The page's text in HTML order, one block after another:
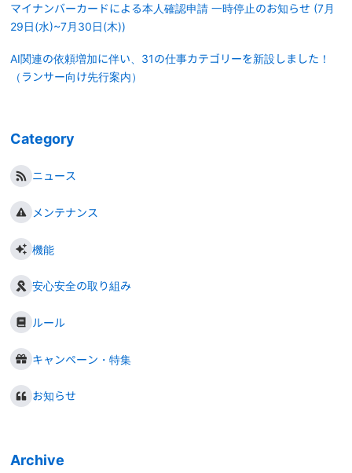
マイナンバーカードによる本人確認申請 一時停止のお知らせ (7月
29日(水)~7月30日(木))
AI関連の依頼増加に伴い、31の仕事カテゴリーを新設しました！
（ランサー向け先行案内）
Category
ニュース
メンテナンス
機能
安心安全の取り組み
ルール
キャンペーン・特集
お知らせ
Archive